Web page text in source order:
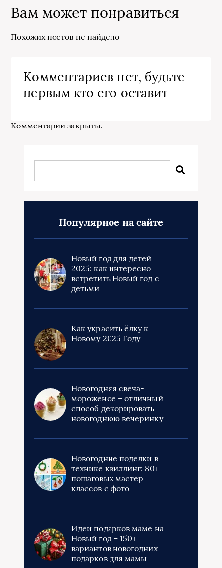
Вам может понравиться
Похожих постов не найдено
Комментариев нет, будьте
первым кто его оставит
Комментарии закрыты.
Популярное на сайте
Новый год для детей
2025: как интересно
встретить Новый год с
детьми
Как украсить ёлку к
Новому 2025 Году
Новогодняя свеча-
мороженое – отличный
способ декорировать
новогоднюю вечеринку
Новогодние поделки в
технике квиллинг: 80+
пошаговых мастер
классов с фото
Идеи подарков маме на
Новый год – 150+
вариантов новогодних
подарков для мамы